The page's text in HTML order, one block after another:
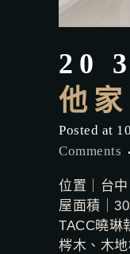
20
他家
Posted at
Comments
位置｜台
屋面積｜
TACC曉琳
梣木、木